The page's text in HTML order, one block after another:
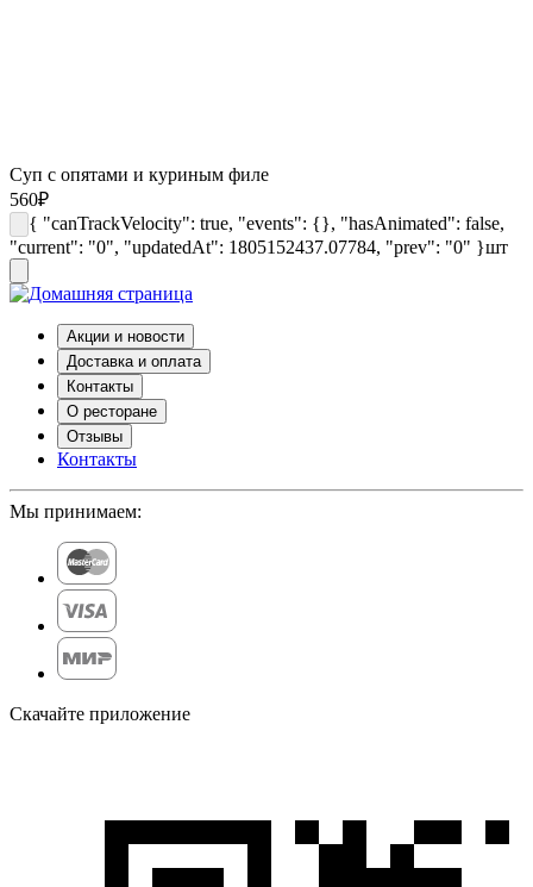
Суп с опятами и куриным филе
560₽
{ "canTrackVelocity": true, "events": {}, "hasAnimated": false,
"current": "0", "updatedAt": 1805152437.07784, "prev": "0" }шт
Акции и новости
Доставка и оплата
Контакты
О ресторане
Отзывы
Контакты
Мы принимаем:
Скачайте приложение